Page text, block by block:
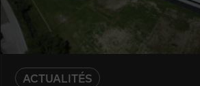
ACTUALITÉS